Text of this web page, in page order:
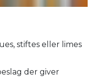
stiftes eller limes
der giver